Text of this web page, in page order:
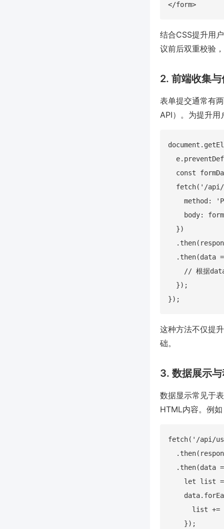
结合CSS提升用
议前后双重校验
2. 前端收集
表单提交通常有
API）。为提升
const
fetch('/
method:
body:
  })
.then(data
// 根据
  });
这种方法不仅提
础。
3. 数据展示
数据显示常见于
HTML内容。例
fetch('/api/
.then(data
let list
list +=
    });